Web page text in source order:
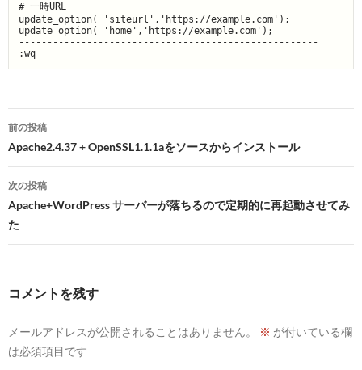
# 一時URL
update_option( 'siteurl','https://example.com');
update_option( 'home','https://example.com');
-----------------------------------------------------
:wq
投
稿
ナ
ビ
ゲ
シ
ン
前の投稿
Apache2.4.37 + OpenSSL1.1.1aをソースからインストール
次の投稿
Apache+WordPress サーバーが落ちるので定期的に再起動させてみ
た
コメントを残す
メールアドレスが公開されることはありません。 ※ が付いている欄
は必須項目です